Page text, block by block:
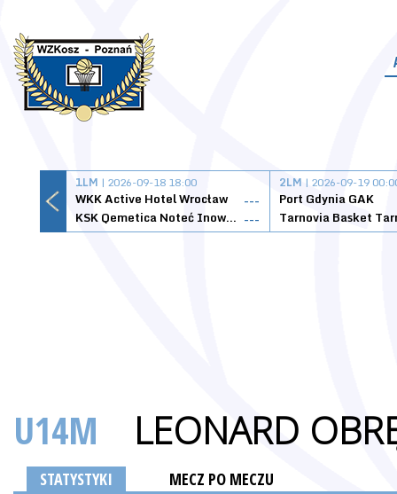
1LM | 2026-09-18 18:00
WKK Active Hotel Wrocław
---
KSK Qemetica Noteć Inowrocław ---
2LM | 2026-09-19
Port Gdynia GAK
U14M LEONARD
STATYSTYKI MECZ PO MECZU